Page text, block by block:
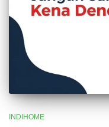
INDIHOME